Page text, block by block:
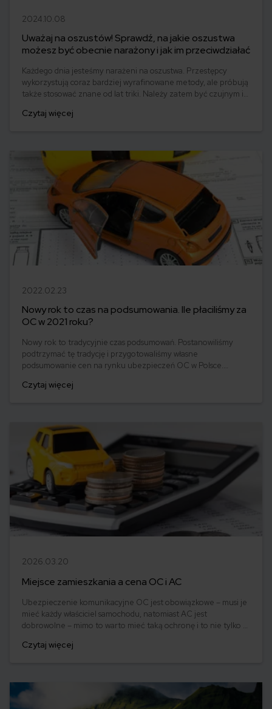
2024.10.08
Uważaj na oszustów! Sprawdź, na jakie oszustwa
możesz być obecnie narażony i jak im przeciwdziałać
Każdego dnia jesteśmy narażeni na oszustwa. Przestępcy
wykorzystują coraz bardziej wyrafinowane metody, ale próbują
także stosować znane od lat triki. Należy zatem być czujnym i
jesteśmy narażeni najczęściej?
Czytaj więcej
2022.02.23
Nowy rok to czas na podsumowania. Ile płaciliśmy za
OC w 2021 roku?
Nowy rok to tradycyjnie czas podsumowań. Postanowiliśmy
podtrzymać tę tradycję i przygotowaliśmy własne
podsumowanie cen na rynku ubezpieczeń OC w Polsce.
było zapłacić najwięcej, a także ile musieli wydać na OC
Czytaj więcej
2026.03.20
Miejsce zamieszkania a cena OC i AC
Ubezpieczenie komunikacyjne OC jest obowiązkowe – musi je
mieć każdy właściciel samochodu, natomiast AC jest
dobrowolne – mimo to warto mieć taką ochronę i to nie tylko w
ubezpieczeniowej zależy od wielu czynników, takich jak m.in.
właściciela.
Czytaj więcej